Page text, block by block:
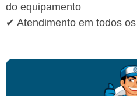
do equipamento
✔ Atendimento em todos